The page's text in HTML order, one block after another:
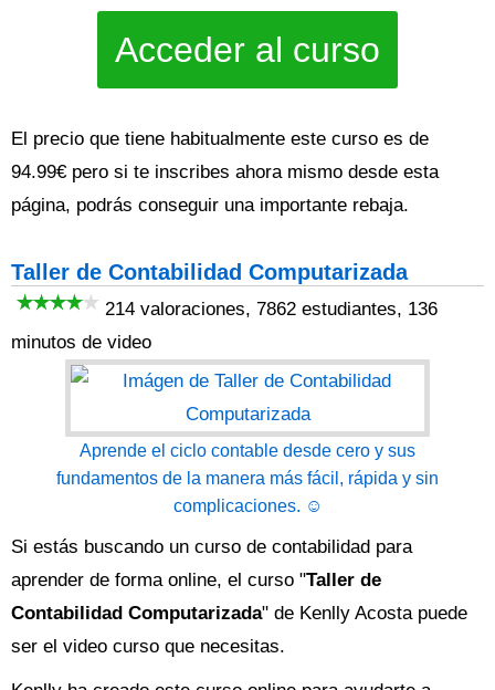
Acceder al curso
El precio que tiene habitualmente este curso es de
94.99€ pero si te inscribes ahora mismo desde esta
página, podrás conseguir una importante rebaja.
Taller de Contabilidad Computarizada
214 valoraciones, 7862 estudiantes, 136
minutos de video
Aprende el ciclo contable desde cero y sus
fundamentos de la manera más fácil, rápida y sin
complicaciones. ☺
Si estás buscando un curso de contabilidad para
aprender de forma online, el curso "Taller de
Contabilidad Computarizada" de Kenlly Acosta puede
ser el video curso que necesitas.